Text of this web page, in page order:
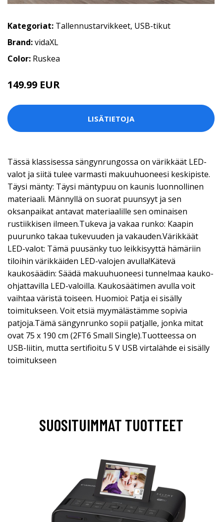
Kategoriat: Tallennustarvikkeet, USB-tikut
Brand:vidaXL
Color: Ruskea
149.99 EUR
LISÄTIETOJA
Tässä klassisessa sängynrungossa on värikkäät LED-
valot ja siitä tulee varmasti makuuhuoneesi keskipiste.
Täysi mänty: Täysi mäntypuu on kaunis luonnollinen
materiaali. Männyllä on suorat puunsyyt ja sen
oksanpaikat antavat materiaalille sen ominaisen
rustiikkisen ilmeen.Tukeva ja vakaa runko: Kaapin
puurunko takaa tukevuuden ja vakauden.Värikkäät
LED-valot: Tämä puusänky tuo leikkisyyttä hämäriin
tiloihin värikkäiden LED-valojen avulla!Kätevä
kaukosäädin: Säädä makuuhuoneesi tunnelmaa kauko-
ohjattavilla LED-valoilla. Kaukosäätimen avulla voit
vaihtaa väristä toiseen. Huomioi: Patja ei sisälly
toimitukseen. Voit etsiä myymälästämme sopivia
patjoja.Tämä sängynrunko sopii patjalle, jonka mitat
ovat 75 x 190 cm (2FT6 Small Single).Tuotteessa on
USB-liitin, mutta sertifioitu 5 V USB virtalähde ei sisälly
toimitukseen
SUOSITUIMMAT TUOTTEET